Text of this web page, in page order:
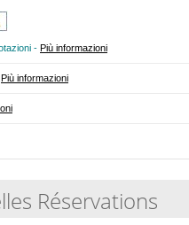
- Più informazioni
Più informazioni
Réservations